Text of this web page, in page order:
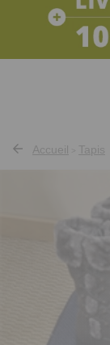
avec le code AT26
Accueil Tapis